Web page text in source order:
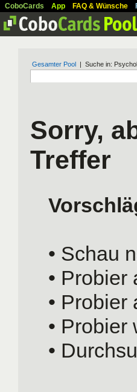
CoboCards App FAQ & Wünsche
Gesamter Pool | Suche in:
Sorry,
Treffer
• Schau
• Probier
• Probier
• Probier
•